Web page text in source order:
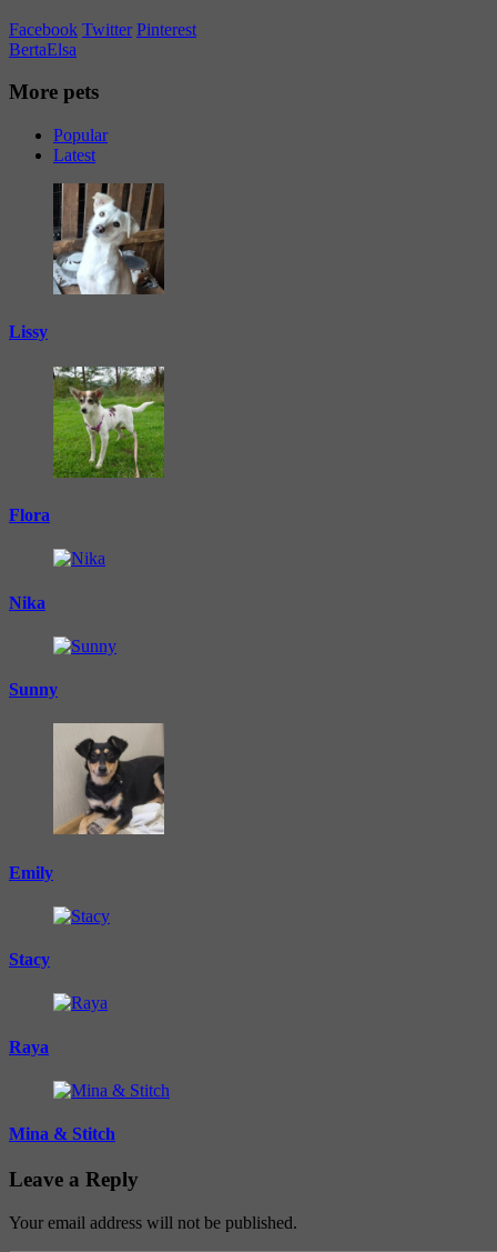
Facebook Twitter Pinterest
BertaElsa
More pets
Popular
Latest
Lissy
Flora
Nika
Sunny
Emily
Stacy
Raya
Mina & Stitch
Leave a Reply
Your email address will not be published.